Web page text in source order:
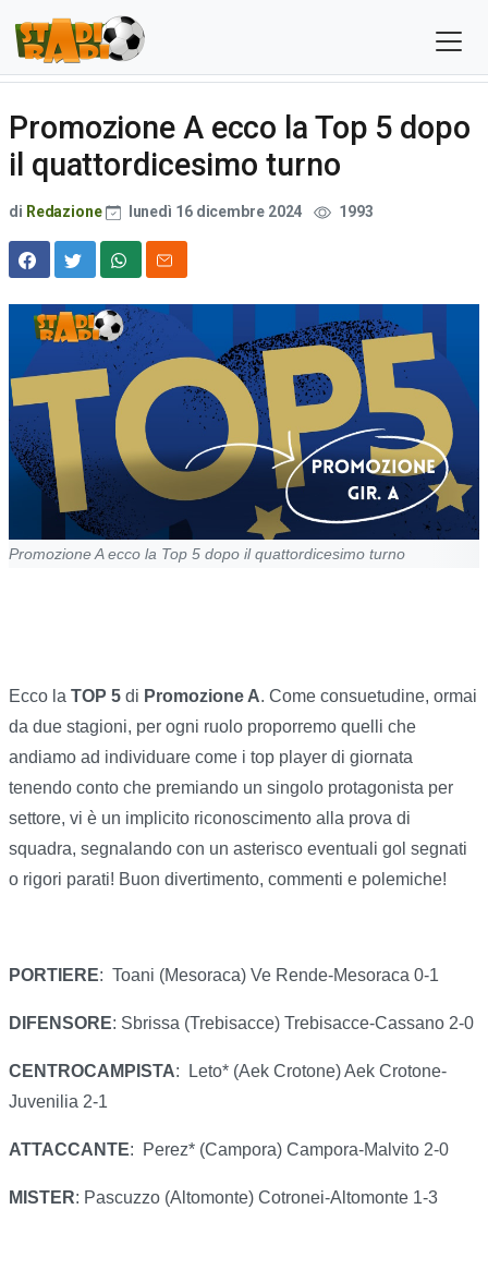
Promozione A ecco la Top 5 dopo
il quattordicesimo turno
di Redazione lunedì 16 dicembre 2024 1993
Promozione A ecco la Top 5 dopo il quattordicesimo turno
Ecco la TOP 5 di Promozione A. Come consuetudine, ormai
da due stagioni, per ogni ruolo proporremo quelli che
andiamo ad individuare come i top player di giornata
tenendo conto che premiando un singolo protagonista per
settore, vi è un implicito riconoscimento alla prova di
squadra, segnalando con un asterisco eventuali gol segnati
o rigori parati! Buon divertimento, commenti e polemiche!
PORTIERE: Toani (Mesoraca) Ve Rende-Mesoraca 0-1
DIFENSORE: Sbrissa (Trebisacce) Trebisacce-Cassano 2-0
CENTROCAMPISTA: Leto* (Aek Crotone) Aek Crotone-
Juvenilia 2-1
ATTACCANTE: Perez* (Campora) Campora-Malvito 2-0
MISTER: Pascuzzo (Altomonte) Cotronei-Altomonte 1-3